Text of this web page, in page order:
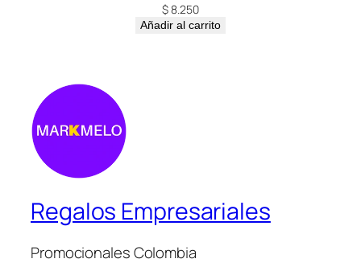
$8.250
Añadir al carrito
Regalos Empresariales
Promocionales Colombia